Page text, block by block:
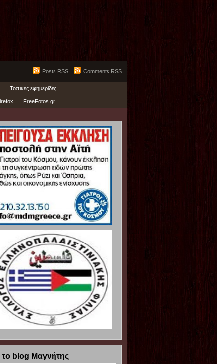
Posts RSS Comments RSS
Τοπικές εφημερίδες
FreeFotos.gr
το blog Μαγνήτης